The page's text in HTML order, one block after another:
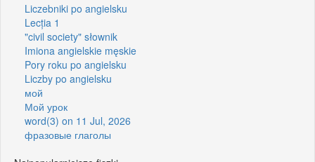
Liczebniki po angielsku
Lecția 1
"civil society" słownik
Imiona angielskie męskie
Pory roku po angielsku
Liczby po angielsku
мой
Мой урок
word(3) on 11 Jul, 2026
фразовые глаголы